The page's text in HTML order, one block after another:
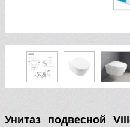
Унитаз подвесной